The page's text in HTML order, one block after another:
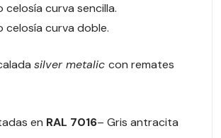
celosía curva sencilla.
celosía curva doble.
silver metalic con remates
en RAL 7016– Gris antracita